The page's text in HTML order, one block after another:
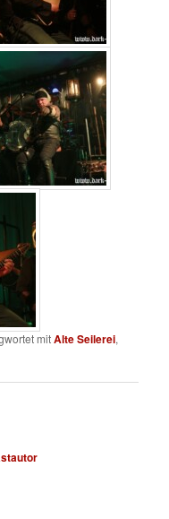
mitAlte Seilerei,